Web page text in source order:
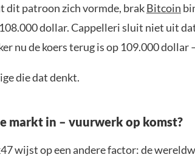
dit patroon zich vormde, brakBitcoin
dollar. Cappelleri sluit niet uit
nu de koers terug is op 109.000
die dat denkt.
markt in – vuurwerk op komst?
wijst op een andere factor: de